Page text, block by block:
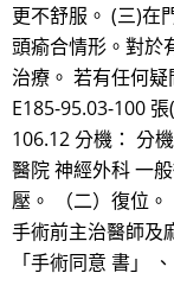
更不舒服。 (三)在
頭瘉合情形。對於
治療。 若有任何
E185-95.03-100
106.12 分機： 分
醫院 神經外科 一
壓。 （二）復位。
手術前主治醫師及
「手術同意 書」